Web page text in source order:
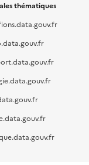
thématiques